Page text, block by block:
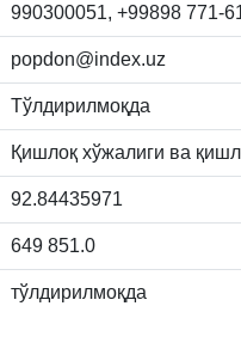
990300051, +99898 771-
popdon@index.uz
Тўлдирилмоқда
Қишлоқ хўжалиги ва
92.84435971
649 851.0
тўлдирилмоқда